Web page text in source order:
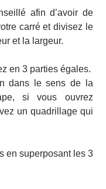
afin d’avoir de
carré et divisez le
et la largeur.
en 3 parties égales.
dans le sens de la
si vous ouvrez
un quadrillage qui
en superposant les 3